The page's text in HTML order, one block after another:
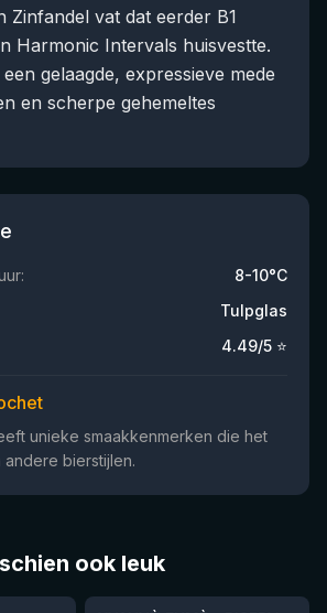
Zinfandel vat dat eerder B1
Harmonic Intervals huisvestte.
gelaagde, expressieve mede
en scherpe gehemeltes
8-10°C
Tulpglas
4.49/5 ⭐
unieke smaakkenmerken die het
bierstijlen.
ook leuk
★4.48